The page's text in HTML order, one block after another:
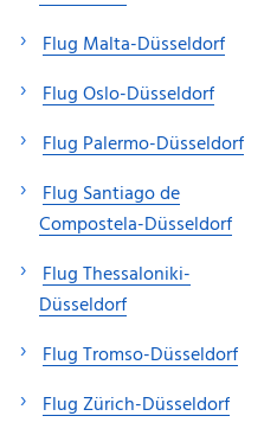
Flug Malta-Düsseldorf
Flug Oslo-Düsseldorf
Flug Palermo-Düsseldorf
Flug Santiago de
Compostela-Düsseldorf
Flug Thessaloniki-
Düsseldorf
Flug Tromso-Düsseldorf
Flug Zürich-Düsseldorf